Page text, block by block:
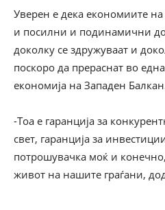
Уверен е дека економиите
и посилни и подинамични
доколку се здружуваат и
поскоро да прераснат во
економија на Западен
-Тоа е гаранција за
свет, гаранција за
потрошувачка моќ и
живот на нашите граѓани,